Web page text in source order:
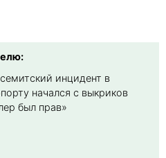
инцидент в
начался с выкриков
был прав»